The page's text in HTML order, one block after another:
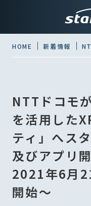
HOME 新着情報
NTTドコモ
を活用した
ティ」へス
及びアプリ
2021年6月
開始〜